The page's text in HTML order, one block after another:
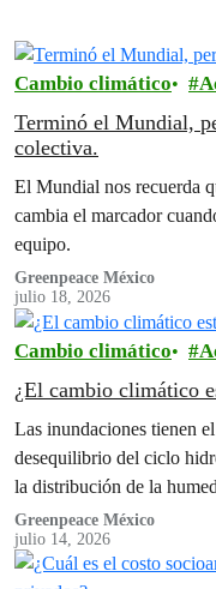
Cambio climático
Terminó el Mundial,
colectiva.
El Mundial nos recuerda
cambia el marcador
equipo.
Greenpeace México
julio 18, 2026
Cambio climático
¿El cambio climático
Las inundaciones tienen
desequilibrio del ciclo
la distribución de la
cambio climático
Greenpeace México
julio 14, 2026